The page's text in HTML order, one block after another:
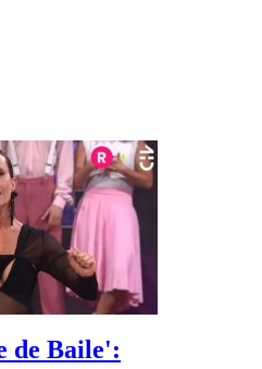
de Baile':